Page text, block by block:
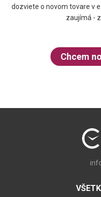
dozviete o novom tovare v
zaujímá -
Chcem